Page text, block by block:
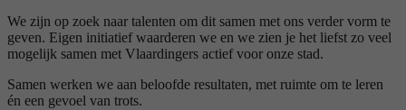
We zijn op zoek naar talenten om dit samen met ons verder vorm te
geven. Eigen initiatief waarderen we en we zien je het liefst zo veel
mogelijk samen met Vlaardingers actief voor onze stad.
Samen werken we aan beloofde resultaten, met ruimte om te leren
én een gevoel van trots.